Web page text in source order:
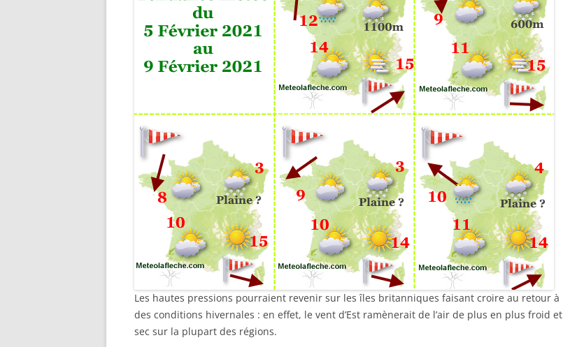
Les hautes pressions pourraient revenir sur les îles britanniques faisant croire au retour à
des conditions hivernales : en effet, le vent d’Est ramènerait de l’air de plus en plus froid et
sec sur la plupart des régions.